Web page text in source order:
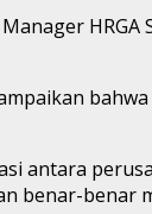
antara
benar-